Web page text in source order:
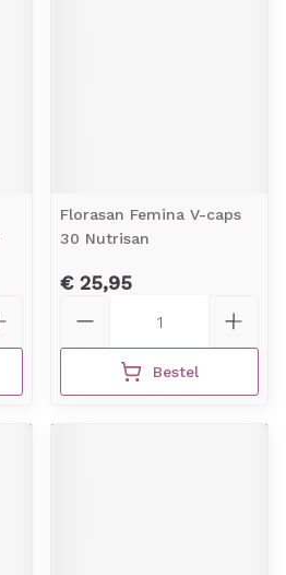
Florasan Femina V-caps
30 Nutrisan
€ 25,95
Bestel